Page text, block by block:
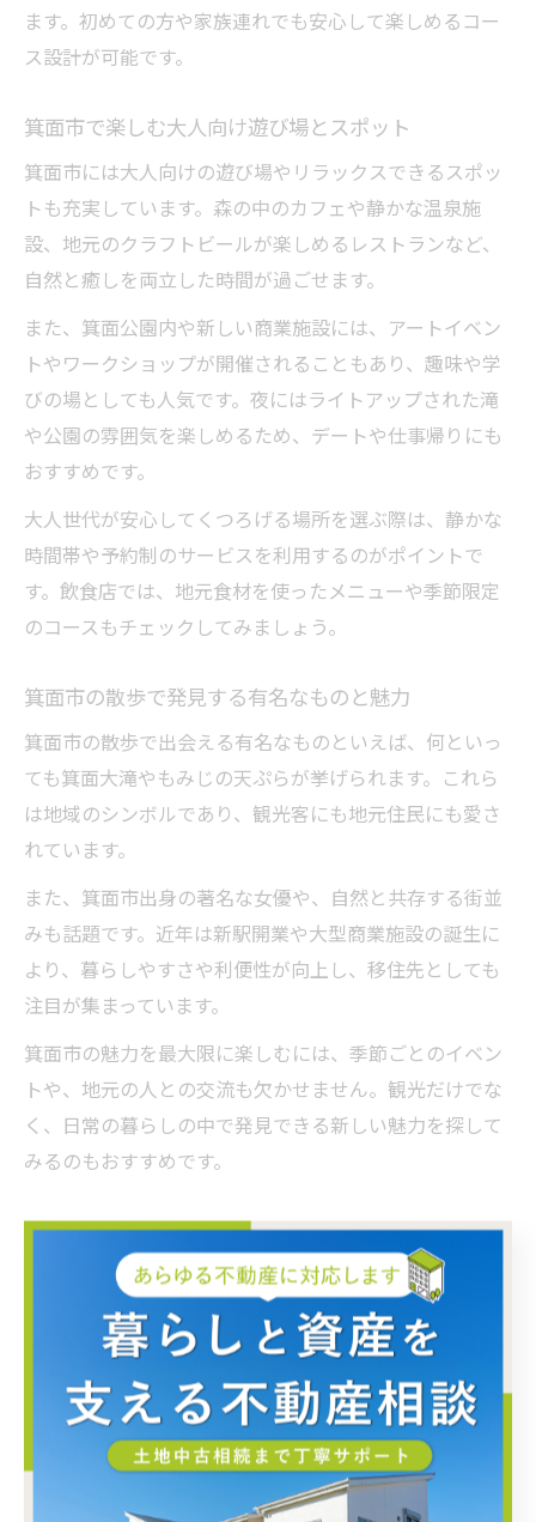
ます。初めての方や家族連れでも安心して楽しめるコー
ス設計が可能です。
箕面市で楽しむ大人向け遊び場とスポット
箕面市には大人向けの遊び場やリラックスできるスポッ
トも充実しています。森の中のカフェや静かな温泉施
設、地元のクラフトビールが楽しめるレストランなど、
自然と癒しを両立した時間が過ごせます。
また、箕面公園内や新しい商業施設には、アートイベン
トやワークショップが開催されることもあり、趣味や学
びの場としても人気です。夜にはライトアップされた滝
や公園の雰囲気を楽しめるため、デートや仕事帰りにも
おすすめです。
大人世代が安心してくつろげる場所を選ぶ際は、静かな
時間帯や予約制のサービスを利用するのがポイントで
す。飲食店では、地元食材を使ったメニューや季節限定
のコースもチェックしてみましょう。
箕面市の散歩で発見する有名なものと魅力
箕面市の散歩で出会える有名なものといえば、何といっ
ても箕面大滝やもみじの天ぷらが挙げられます。これら
は地域のシンボルであり、観光客にも地元住民にも愛さ
れています。
また、箕面市出身の著名な女優や、自然と共存する街並
みも話題です。近年は新駅開業や大型商業施設の誕生に
より、暮らしやすさや利便性が向上し、移住先としても
注目が集まっています。
箕面市の魅力を最大限に楽しむには、季節ごとのイベン
トや、地元の人との交流も欠かせません。観光だけでな
く、日常の暮らしの中で発見できる新しい魅力を探して
みるのもおすすめです。
大人も満喫！箕面市おすすめ
の過ごし方
箕面市で大人が楽しむ散歩コース体験談
箕面市の街歩きで大人がじっくり楽しめる散歩コースと
して、箕面駅から箕面大滝までの滝道ルートが定番で
す。このコースは片道およそ40分で、四季折々の自然や